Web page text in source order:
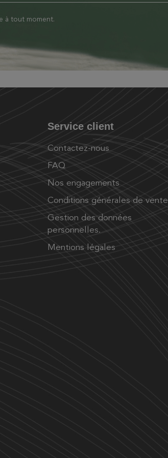
à tout moment.
Service client
Contactez-nous
FAQ
Nos engagements
Conditions générales de vente
Gestion des données
personnelles.
Mentions légales